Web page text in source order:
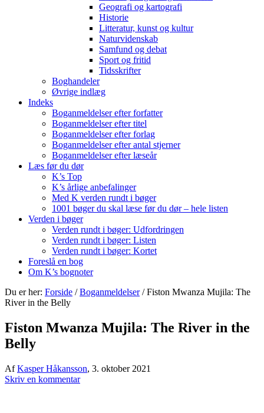
Geografi og kartografi
Historie
Litteratur, kunst og kultur
Naturvidenskab
Samfund og debat
Sport og fritid
Tidsskrifter
Boghandeler
Øvrige indlæg
Indeks
Boganmeldelser efter forfatter
Boganmeldelser efter titel
Boganmeldelser efter forlag
Boganmeldelser efter antal stjerner
Boganmeldelser efter læseår
Læs før du dør
K’s Top
K’s årlige anbefalinger
Med K verden rundt i bøger
1001 bøger du skal læse før du dør – hele listen
Verden i bøger
Verden rundt i bøger: Udfordringen
Verden rundt i bøger: Listen
Verden rundt i bøger: Kortet
Foreslå en bog
Om K’s bognoter
Du er her: Forside / Boganmeldelser /Fiston Mwanza Mujila: The
River in the Belly
Fiston Mwanza Mujila: The River in the
Belly
AfKasper Håkansson, 3. oktober 2021
Skriv en kommentar